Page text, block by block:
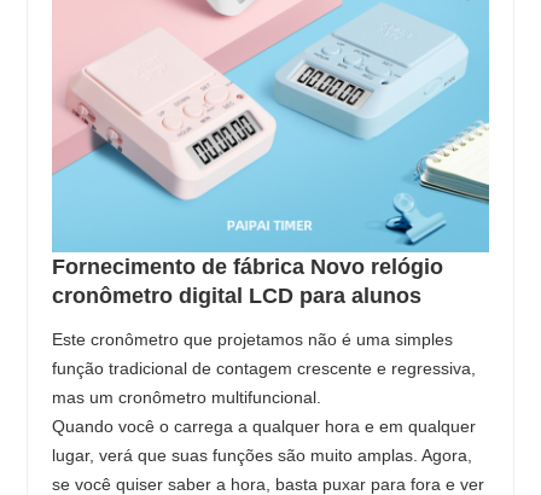
Fornecimento de fábrica Novo relógio
cronômetro digital LCD para alunos
Este cronômetro que projetamos não é uma simples
função tradicional de contagem crescente e regressiva,
mas um cronômetro multifuncional.
Quando você o carrega a qualquer hora e em qualquer
lugar, verá que suas funções são muito amplas. Agora,
se você quiser saber a hora, basta puxar para fora e ver